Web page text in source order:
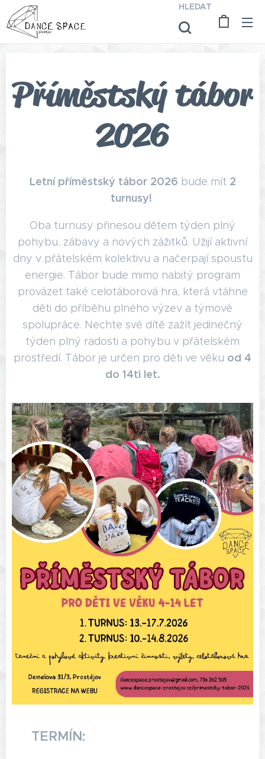
HLEDAT
Příměstský tábor
2026
Letní příměstský tábor 2026 bude mít 2
turnusy!
Oba turnusy přinesou dětem týden plný
pohybu, zábavy a nových zážitků. Užijí aktivní
dny v přátelském kolektivu a načerpají spoustu
energie. Tábor bude mimo nabitý program
provázet také celotáborová hra, která vtáhne
děti do příběhu plného výzev a týmové
spolupráce. Nechte své dítě zažít jedinečný
týden plný radosti a pohybu v přátelském
prostředí. Tábor je určen pro děti ve věku od 4
do 14ti let.
TERMÍN: